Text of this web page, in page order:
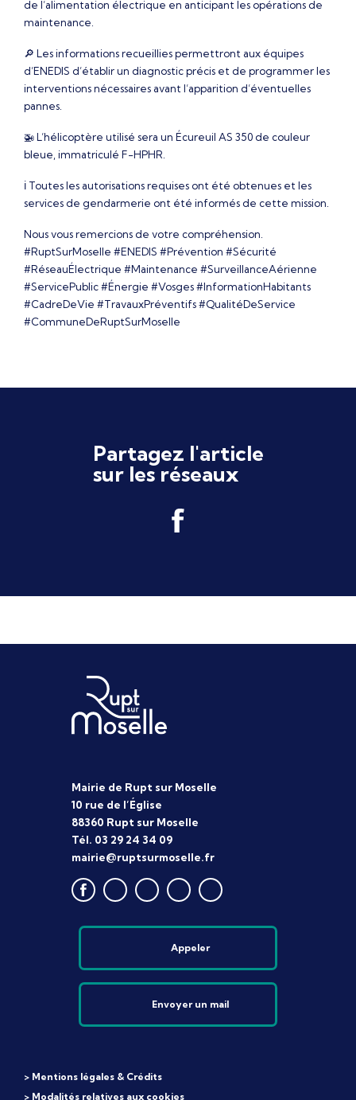
de l’alimentation électrique en anticipant les opérations de
maintenance.
🔎 Les informations recueillies permettront aux équipes
d’ENEDIS d’établir un diagnostic précis et de programmer les
interventions nécessaires avant l’apparition d’éventuelles
pannes.
🚁 L’hélicoptère utilisé sera un Écureuil AS 350 de couleur
bleue, immatriculé F-HPHR.
ℹ️ Toutes les autorisations requises ont été obtenues et les
services de gendarmerie ont été informés de cette mission.
Nous vous remercions de votre compréhension.
#RuptSurMoselle #ENEDIS #Prévention #Sécurité
#RéseauÉlectrique #Maintenance #SurveillanceAérienne
#ServicePublic #Énergie #Vosges #InformationHabitants
#CadreDeVie #TravauxPréventifs #QualitéDeService
#CommuneDeRuptSurMoselle
Partagez l'article
sur les réseaux
Mairie de Rupt sur Moselle
10 rue de l’Église
88360 Rupt sur Moselle
Tél. 03 29 24 34 09
mairie@ruptsurmoselle.fr
Appeler
Envoyer un mail
> Mentions légales & Crédits
> Modalités relatives aux cookies